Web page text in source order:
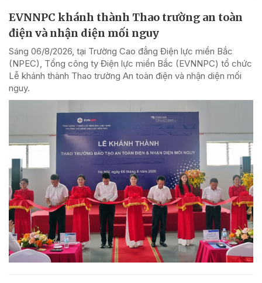
EVNNPC khánh thành Thao trường an toàn
điện và nhận diện mối nguy
Sáng 06/8/2026, tại Trường Cao đẳng Điện lực miền Bắc
(NPEC), Tổng công ty Điện lực miền Bắc (EVNNPC) tổ chức
Lễ khánh thành Thao trường An toàn điện và nhận diện mối
nguy.